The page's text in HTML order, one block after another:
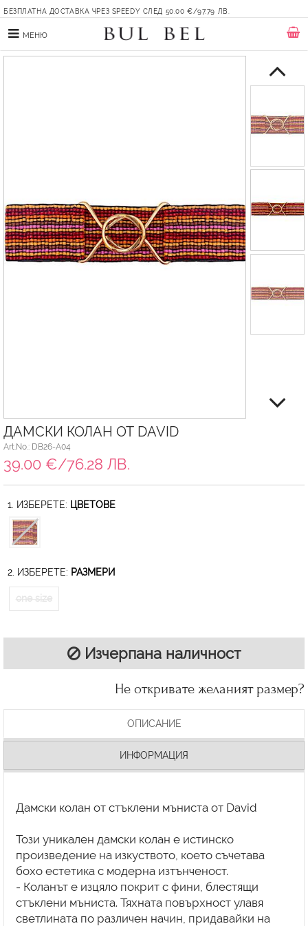
БЕЗПЛАТНА ДОСТАВКА ЧРЕЗ SPEEDY СЛЕД 50.00 €/97.79 ЛВ.
МЕНЮ
ДАМСКИ КОЛАН ОТ DAVID
Art.No.: DB26-A04
39.00 €/76.28 ЛВ.
1. ИЗБЕРЕТЕ: ЦВЕТОВЕ
2. ИЗБЕРЕТЕ: РАЗМЕРИ
one size
Изчерпана наличност
Не откривате желаният размер?
ОПИСАНИЕ
ИНФОРМАЦИЯ
Дамски колан от стъклени мъниста от David
Този уникален дамски колан е истинско
произведение на изкуството, което съчетава
бохо естетика с модерна изтънченост.
- Коланът е изцяло покрит с фини, блестящи
стъклени мъниста. Тяхната повърхност улавя
светлината по различен начин, придавайки на